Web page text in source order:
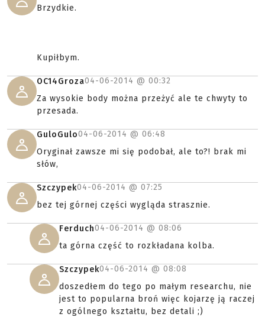
Brzydkie.
Kupiłbym.
OC14Groza04-06-2014 @ 00:32
Za wysokie body można przeżyć ale te chwyty to
przesada.
GuloGulo04-06-2014 @ 06:48
Oryginał zawsze mi się podobał, ale to?! brak mi
słów,
Szczypek04-06-2014 @ 07:25
bez tej górnej części wygląda strasznie.
Ferduch04-06-2014 @ 08:06
ta górna część to rozkładana kolba.
Szczypek04-06-2014 @ 08:08
doszedłem do tego po małym researchu, nie
jest to popularna broń więc kojarzę ją raczej
z ogólnego kształtu, bez detali ;)